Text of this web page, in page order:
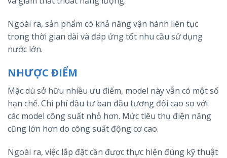
Ngoài ra, sản phẩm có khả năng vận hành liên tục
trong thời gian dài và đáp ứng tốt nhu cầu sử dụng
nước lớn.
NHƯỢC ĐIỂM
Mặc dù sở hữu nhiều ưu điểm, model này vẫn có một số
hạn chế. Chi phí đầu tư ban đầu tương đối cao so với
các model công suất nhỏ hơn. Mức tiêu thụ điện năng
cũng lớn hơn do công suất động cơ cao.
Ngoài ra, việc lắp đặt cần được thực hiện đúng kỹ thuật